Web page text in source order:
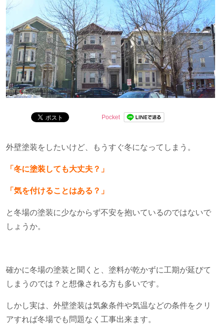
Pocket
外壁塗装をしたいけど、もうすぐ冬になってしまう。
「冬に塗装しても大丈夫？」
「気を付けることはある？」
と冬場の塗装に少なからず不安を抱いているのではないで
しょうか。
確かに冬場の塗装と聞くと、塗料が乾かずに工期が延びて
しまうのでは？と想像される方も多いです。
しかし実は、外壁塗装は気象条件や気温などの条件をクリ
アすれば冬場でも問題なく工事出来ます。